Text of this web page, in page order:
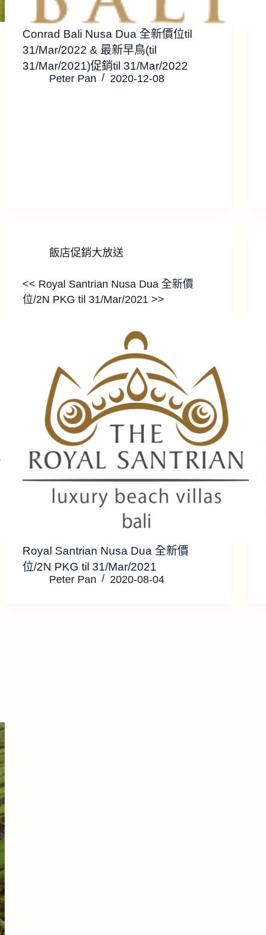
Conrad Bali Nusa Dua 全新價位til
31/Mar/2022 & 最新早鳥(til
31/Mar/2021)促銷til 31/Mar/2022
Peter Pan 2020-12-08
飯店促銷大放送
<< Royal Santrian Nusa Dua 全新價
位/2N PKG til 31/Mar/2021 >>
Royal Santrian Nusa Dua 全新價
位/2N PKG til 31/Mar/2021
Peter Pan 2020-08-04